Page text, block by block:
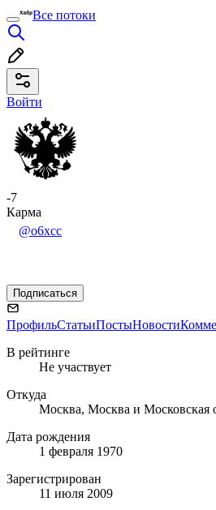
Все потоки
Войти
-7
Карма
@o6xcc
Подписаться
ПрофильСтатьиПостыНовости
В рейтинге
Не участвует
Откуда
Москва, Москва и Московская
Дата рождения
1 февраля 1970
Зарегистрирован
11 июля 2009